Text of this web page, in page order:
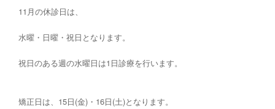
11月の休診日は、
水曜・日曜・祝日となります。
祝日のある週の水曜日は1日診療を行います。
矯正日は、15日(金)・16日(土)となります。